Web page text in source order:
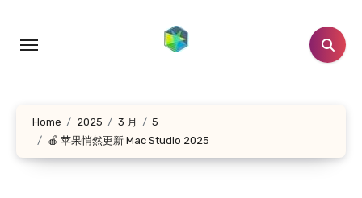
Home 2025 3 月
5
🍎 苹果悄然更新 Mac Studio 2025